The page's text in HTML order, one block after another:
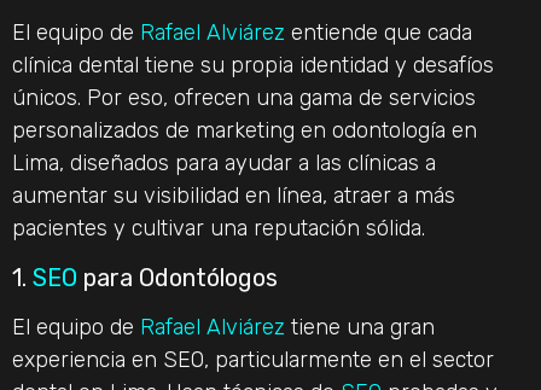
El equipo de Rafael Alviárez entiende que cada
clínica dental tiene su propia identidad y desafíos
únicos. Por eso, ofrecen una gama de servicios
personalizados de marketing en odontología en
Lima, diseñados para ayudar a las clínicas a
aumentar su visibilidad en línea, atraer a más
pacientes y cultivar una reputación sólida.
1. SEO para Odontólogos
El equipo de Rafael Alviárez tiene una gran
experiencia en SEO, particularmente en el sector